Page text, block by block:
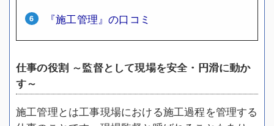
『施工管理』の口コミ
仕事の役割 ～監督として現場を安全・円滑に動か
す～
施工管理とは工事現場における施工過程を管理する